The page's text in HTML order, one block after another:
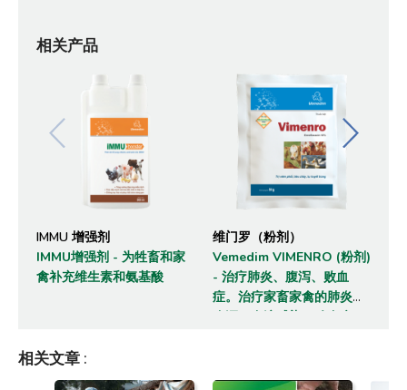
相关产品
IMMU 增强剂
IMMU增强剂 - 为牲畜和家
禽补充维生素和氨基酸
维门罗（粉剂）
Vemedim VIMENRO (粉剂)
- 治疗肺炎、腹泻、败血
症。治疗家畜家禽的肺炎、
相关文章 :